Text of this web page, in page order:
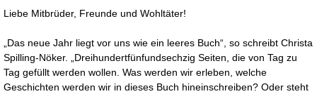
Liebe Mitbrüder, Freunde und Wohltäter!
„Das neue Jahr liegt vor uns wie ein leeres Buch“, so schreibt Christa
Spilling-Nöker. „Dreihundertfünfundsechzig Seiten, die von Tag zu
Tag gefüllt werden wollen. Was werden wir erleben, welche
Geschichten werden wir in dieses Buch hineinschreiben? Oder steht